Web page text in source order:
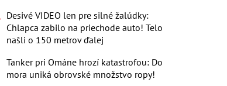
Desivé VIDEO len pre silné žalúdky:
Chlapca zabilo na priechode auto! Telo
našli o 150 metrov ďalej
Tanker pri Ománe hrozí katastrofou: Do
mora uniká obrovské množstvo ropy!